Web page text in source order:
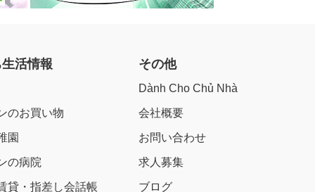
活情報
のお買い物
園
の病院
貸・指差し会話帳
その他
Dành Cho Chủ Nhà
会社概要
お問い合わせ
求人募集
ブログ